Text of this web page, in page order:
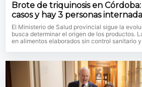
Brote de triquinosis en
casos y hay 3 personas
El Ministerio de Salud provincial sigue la
busca determinar el origen de los productos.
en alimentos elaborados sin control sanitario